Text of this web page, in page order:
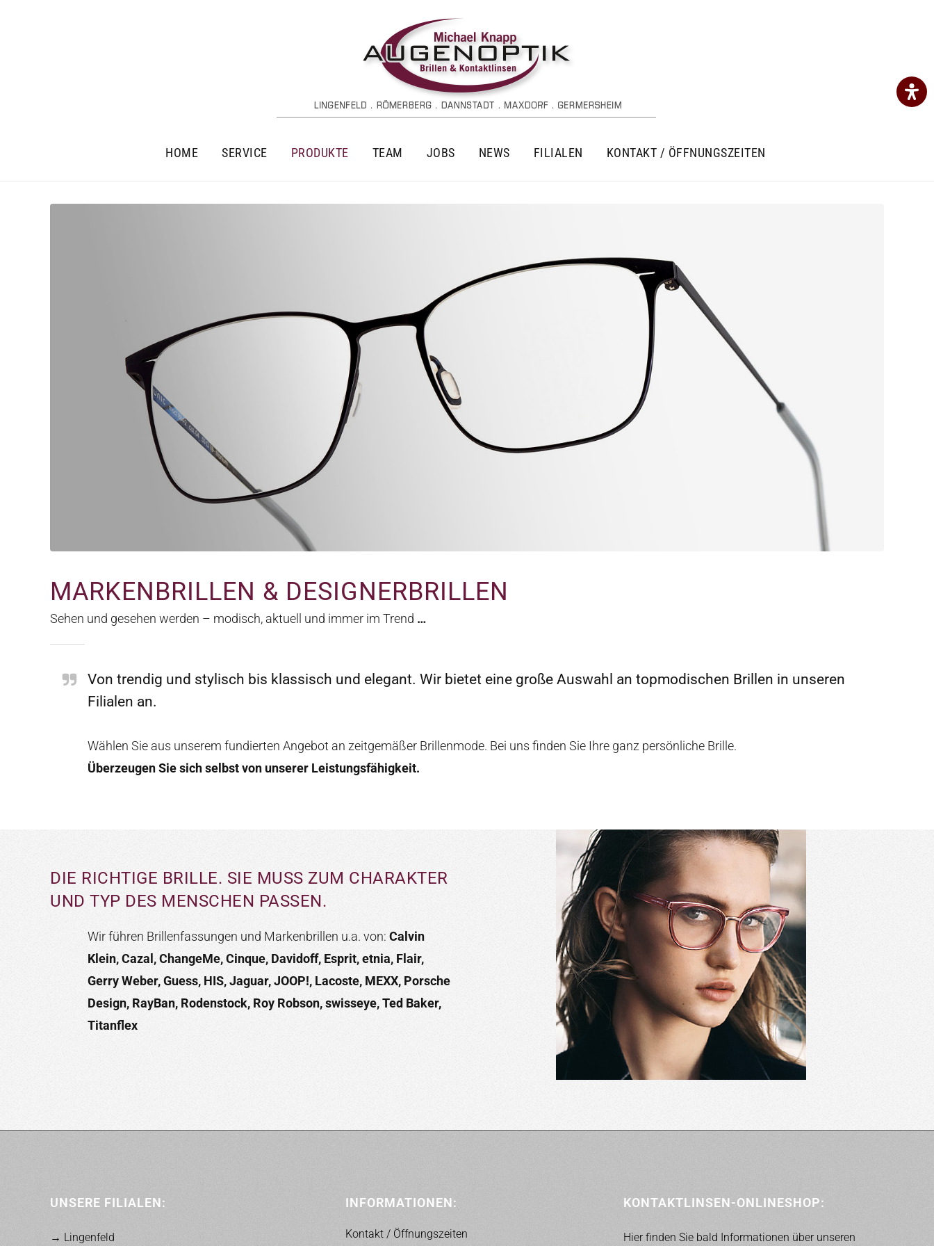
HOME SERVICE PRODUKTE TEAM JOBS NEWS FILIALEN KONTAKT / ÖFFNUNGSZEITEN
MARKENBRILLEN & DESIGNERBRILLEN
Sehen und gesehen werden – modisch, aktuell und immer im Trend …
Von trendig und stylisch bis klassisch und elegant. Wir bietet eine große Auswahl an topmodischen Brillen in unseren
Filialen an.
Wählen Sie aus unserem fundierten Angebot an zeitgemäßer Brillenmode. Bei uns finden Sie Ihre ganz persönliche Brille.
Überzeugen Sie sich selbst von unserer Leistungsfähigkeit.
DIE RICHTIGE BRILLE. SIE MUSS ZUM CHARAKTER
UND TYP DES MENSCHEN PASSEN.
Wir führen Brillenfassungen und Markenbrillen u.a. von: Calvin
Klein, Cazal, ChangeMe, Cinque, Davidoff, Esprit, etnia, Flair,
Gerry Weber, Guess, HIS, Jaguar, JOOP!, Lacoste, MEXX, Porsche
Design, RayBan, Rodenstock, Roy Robson, swisseye, Ted Baker,
Titanflex
UNSERE FILIALEN:
→ Lingenfeld
INFORMATIONEN:
Kontakt / Öffnungszeiten
KONTAKTLINSEN-ONLINESHOP:
Hier finden Sie bald Informationen über unseren